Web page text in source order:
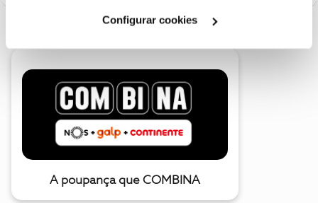
Configurar cookies
A poupança que COMBINA